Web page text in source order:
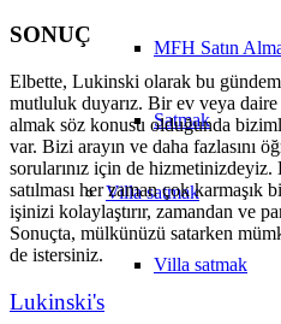
MFH Satın
Satmak
Villasatmak
Villa satmak
SONUÇ
Elbette, Lukinski olarak bu
mutluluk duyarız. Bir ev veya
almak söz konusu olduğunda
var. Bizi arayın ve daha fazlasını
sorularınız için de hizmetinizdeyiz.
satılması her zaman çok
işinizi kolaylaştırır, zamandan ve
Sonuçta, mülkünüzü satarken
de istersiniz.
Lukinski's